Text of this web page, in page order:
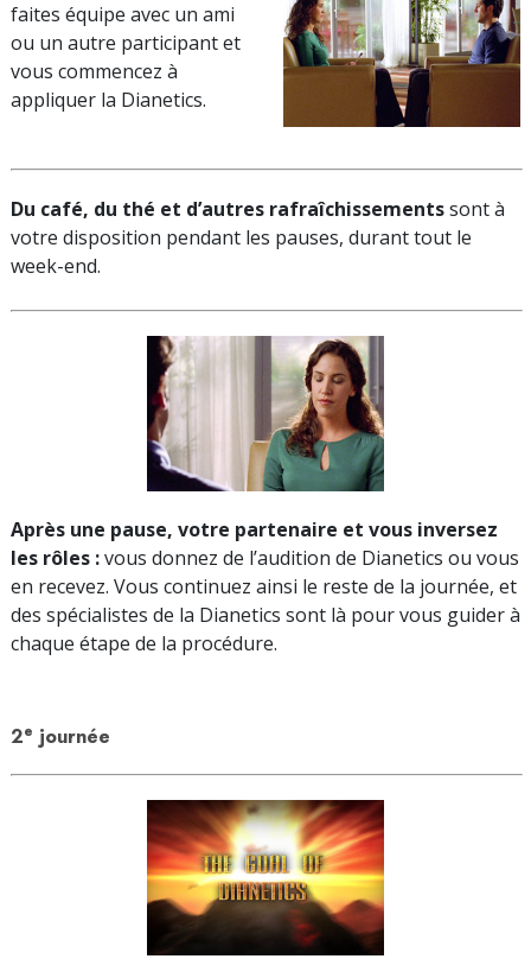
faites équipe avec un ami
ou un autre participant et
vous commencez à
appliquer la Dianetics.
Du café, du thé et d’autres rafraîchissementssont à
votre disposition pendant les pauses, durant tout le
week-end.
Après une pause, votre partenaire et vous inversez
les rôles :vous donnez de l’audition de Dianetics ou vous
en recevez. Vous continuez ainsi le reste de la journée, et
des spécialistes de la Dianetics sont là pour vous guider à
chaque étape de la procédure.
2e journée